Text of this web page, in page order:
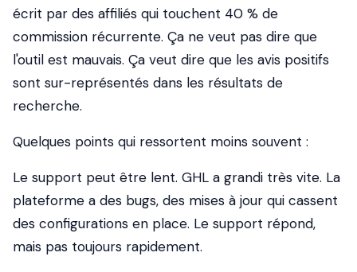
écrit par des affiliés qui touchent 40 % de
commission récurrente. Ça ne veut pas dire que
l'outil est mauvais. Ça veut dire que les avis positifs
sont sur-représentés dans les résultats de
recherche.
Quelques points qui ressortent moins souvent :
Le support peut être lent. GHL a grandi très vite. La
plateforme a des bugs, des mises à jour qui cassent
des configurations en place. Le support répond,
mais pas toujours rapidement.